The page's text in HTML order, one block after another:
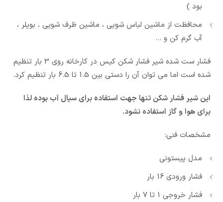
بود )
محافظت از ماشین لباس شویی ، ماشین ظرف شویی ، بویلر ،
آب گرم کن و …
فشار ست شده شیر فشار شکن کیس در کارخانه روی 3 بار تنظیم
شده است اما می توان آن را دستی بین 1.5 تا 6.5 بار تنظیم کرد.
این شیر فشار شکن تنها جهت استفاده برای سیال آب بوده لذا
برای هوا و گاز استفاده نشود.
مشخصات فنی:
مدل پیستونی
فشار ورودی 16 بار
فشار خروجی 1 تا 7 بار